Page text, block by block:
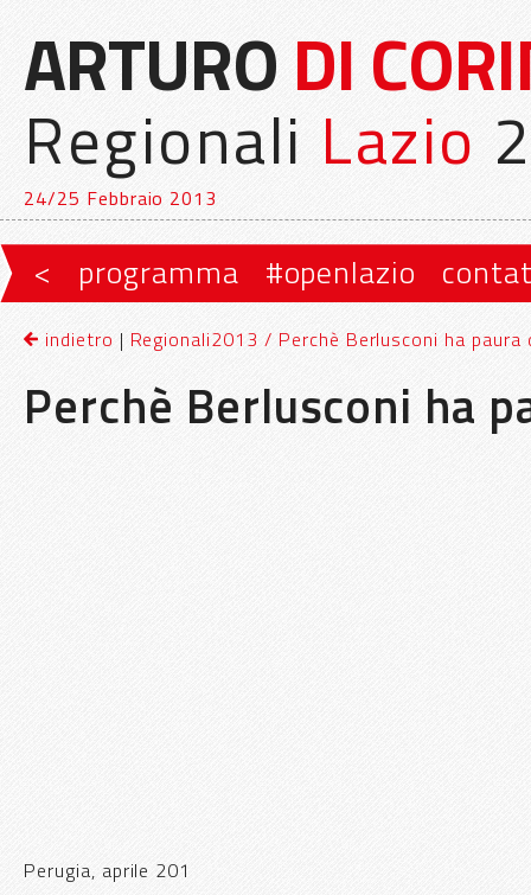
ARTURODI
Regionali Lazio
24/25 Febbraio 2013
Menu principale
Vai al contenuto principale
Vai al contenuto secondario
< programma #openlazio
indietro | Regionali2013 / Perchè Berlusconi ha paura
Perchè Berlusconi ha
Perugia, aprile 201